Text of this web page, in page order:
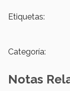
Etiquetas:
Categoría:
Notas